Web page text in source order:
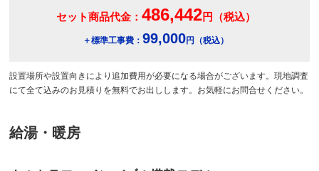
セット商品代金： 486,442円（税込）
＋標準工事費：99,000円（税込）
設置場所や設置向きにより追加費用が必要になる場合がございます。現地調査
にて全て込みのお見積りを無料でお出しします。お気軽にお問合せください。
給湯・暖房